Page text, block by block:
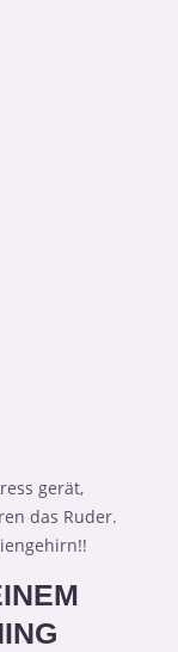
gerät,
das Ruder.